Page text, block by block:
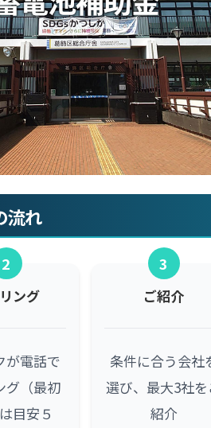
流れ
2
ング
が電話で
グ（最初
目安５
3
ご紹介
条件に合う会社
選び、最大3社
紹介